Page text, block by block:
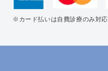
※カード払いは自費診療のみ対応